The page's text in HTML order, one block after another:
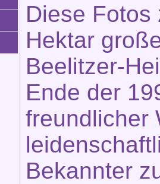
Diese
Hektar
Beelitzer-
Ende der
freundlicher
Bekannter